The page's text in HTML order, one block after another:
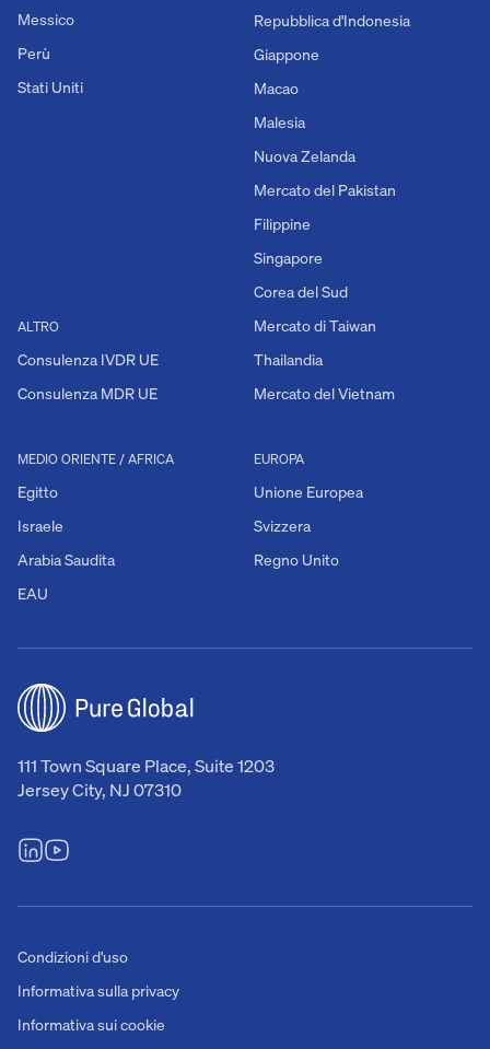
111 Town Square Place, Suite 1203
Jersey City, NJ 07310
Messico
Perù
Stati Uniti
ALTRO
Consulenza IVDR UE
Consulenza MDR UE
EUROPA
Unione Europea
Svizzera
Regno Unito
MEDIO ORIENTE / AFRICA
Egitto
Israele
Arabia Saudita
EAU
Repubblica d'Indonesia
Giappone
Macao
Malesia
Nuova Zelanda
Mercato del Pakistan
Filippine
Singapore
Corea del Sud
Mercato di Taiwan
Thailandia
Mercato del Vietnam
Condizioni d'uso
Informativa sulla privacy
Informativa sui cookie